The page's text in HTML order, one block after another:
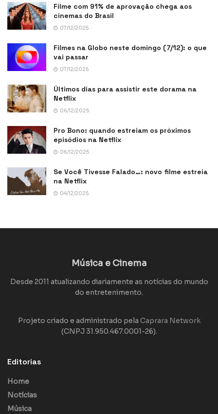
Filme com 91% de aprovação chega aos
cinemas do Brasil
07/12/2025
Filmes na Globo neste domingo (7/12): o que
vai passar
07/12/2025
Últimos dias para assistir este dorama na
Netflix
06/12/2025
Pro Bono: quando estreiam os próximos
episódios na Netflix
06/12/2025
Se Você Tivesse Falado…: novo filme estreia
na Netflix
04/12/2025
Música e Cinema
Desde 2011 atualizando diariamente as notícias do mundo
do entretenimento.
Projeto criado e administrado pela Caprara Network
(CNPJ 31.950.467.0001-26).
Editorias
Home
Notícias
Música